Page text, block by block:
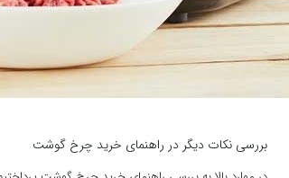
بررسی نکات دیگر در راهنمای خرید چرخ گوشت